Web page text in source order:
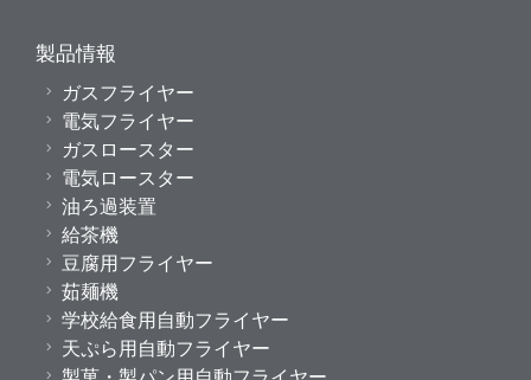
製品情報
ガスフライヤー
電気フライヤー
ガスロースター
電気ロースター
油ろ過装置
給茶機
豆腐用フライヤー
茹麺機
学校給食用自動フライヤー
天ぷら用自動フライヤー